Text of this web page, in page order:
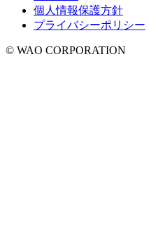
個人情報保護方針
プライバシーポリシー
© WAO CORPORATION